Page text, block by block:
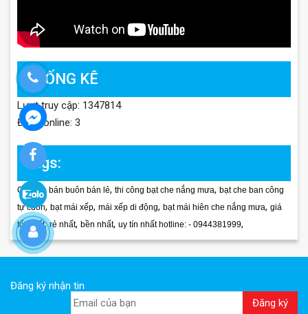
THỐNG KÊ
Lượt truy cập: 1347814
Đang online: 3
Tags:
Chuyên bán buôn bán lẻ, thi công bạt che nắng mưa, bạt che ban công
tự cuốn, bạt mái xếp, mái xếp di động, bạt mái hiên che nắng mưa, giá
tốt nhất,rẻ nhất, bền nhất, uy tín nhất hotline: - 0944381999,
Đăng ký nhận tin